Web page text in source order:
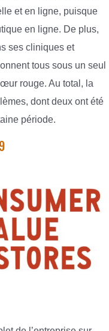
et en ligne, puisque
en ligne. De plus,
ses cliniques et
tous sous un seul
rouge. Au total, la
dont deux ont été
période.